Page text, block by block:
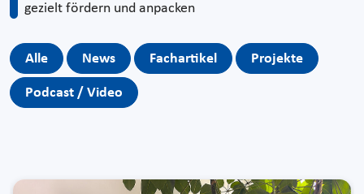
gezielt fördern und anpacken
Alle News Fachartikel Projekte
Podcast / Video